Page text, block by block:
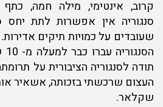
קרוב, אינטימי, מילה חמה,
סנגוריה אין אפשרות לתת
שעובדים על כמויות תיקים
תודה לסנגוריה הציבורית על
העצום שרכשתי בזכותה, אשאיר
שקלאר.